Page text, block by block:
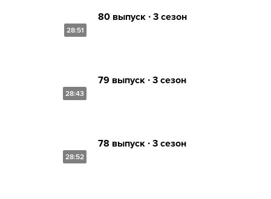
28:51
80 выпуск ∙ 3 сезон
28:43
79 выпуск ∙ 3 сезон
28:52
78 выпуск ∙ 3 сезон